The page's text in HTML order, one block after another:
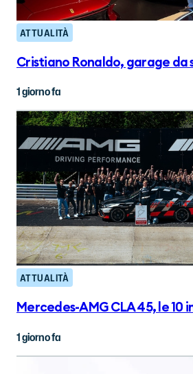
ATTUALITÀ
Cristiano Ronaldo, garage
1 giorno fa
ATTUALITÀ
Mercedes-AMG CLA 45, le
1 giorno fa